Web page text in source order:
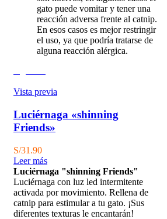
gato puede vomitar y tener una
reacción adversa frente al catnip.
En esos casos es mejor restringir
el uso, ya que podría tratarse de
alguna reacción alérgica.
Vista previa
Luciérnaga «shinning
Friends»
S/31.90
Leer más
Luciérnaga "shinning Friends"
Luciérnaga con luz led intermitente
activada por movimiento. Rellena de
catnip para estimular a tu gato. ¡Sus
diferentes texturas le encantarán!